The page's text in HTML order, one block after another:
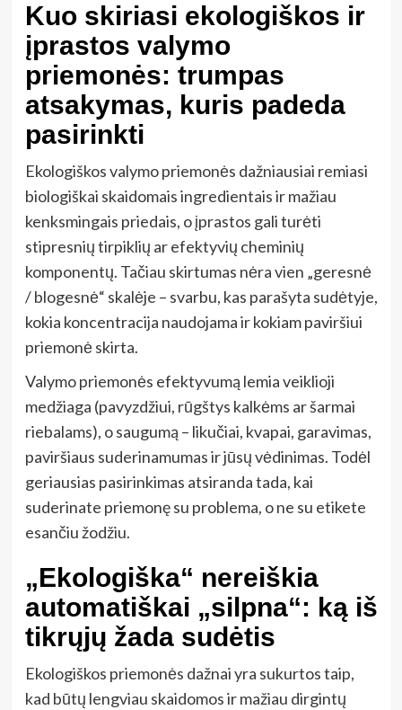
Kuo skiriasi ekologiškos ir
įprastos valymo
priemonės: trumpas
atsakymas, kuris padeda
pasirinkti
Ekologiškos valymo priemonės dažniausiai remiasi
biologiškai skaidomais ingredientais ir mažiau
kenksmingais priedais, o įprastos gali turėti
stipresnių tirpiklių ar efektyvių cheminių
komponentų. Tačiau skirtumas nėra vien „geresnė
/ blogesnė“ skalėje – svarbu, kas parašyta sudėtyje,
kokia koncentracija naudojama ir kokiam paviršiui
priemonė skirta.
Valymo priemonės efektyvumą lemia veiklioji
medžiaga (pavyzdžiui, rūgštys kalkėms ar šarmai
riebalams), o saugumą – likučiai, kvapai, garavimas,
paviršiaus suderinamumas ir jūsų vėdinimas. Todėl
geriausias pasirinkimas atsiranda tada, kai
suderinate priemonę su problema, o ne su etikete
esančiu žodžiu.
„Ekologiška“ nereiškia
automatiškai „silpna“: ką iš
tikrųjų žada sudėtis
Ekologiškos priemonės dažnai yra sukurtos taip,
kad būtų lengviau skaidomos ir mažiau dirgintų